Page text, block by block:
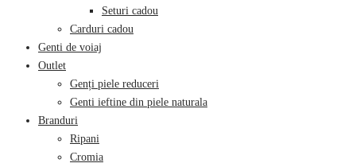
Seturi cadou
Carduri cadou
Genti de voiaj
Outlet
Genți piele reduceri
Genti ieftine din piele naturala
Branduri
Ripani
Cromia